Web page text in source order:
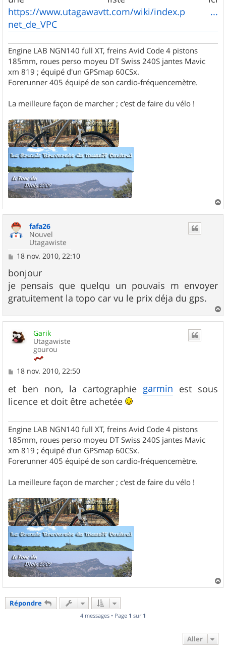
https://www.utagawavtt.com/wiki/index.p ...
net_de_VPC
Engine LAB NGN140 full XT, freins Avid Code 4 pistons
185mm, roues perso moyeu DT Swiss 240S jantes Mavic
xm 819 ; équipé d'un GPSmap 60CSx.
Forerunner 405 équipé de son cardio-fréquencemètre.
La meilleure façon de marcher ; c'est de faire du vélo !
a
fafa26
Nouvel
Utagawiste
M
s
s
a
g
e
18 nov. 2010, 22:10
bonjour
je pensais que quelqu un pouvais m envoyer
gratuitement la topo car vu le prix déja du gps.
a
Garik
Utagawiste
gourou
M
s
s
a
18 nov. 2010, 22:50
et ben non, la cartographie garmin est sous
licence et doit être achetée
Engine LAB NGN140 full XT, freins Avid Code 4 pistons
185mm, roues perso moyeu DT Swiss 240S jantes Mavic
xm 819 ; équipé d'un GPSmap 60CSx.
Forerunner 405 équipé de son cardio-fréquencemètre.
La meilleure façon de marcher ; c'est de faire du vélo !
a
Répondre
4 messages • Page 1 sur 1
Aller